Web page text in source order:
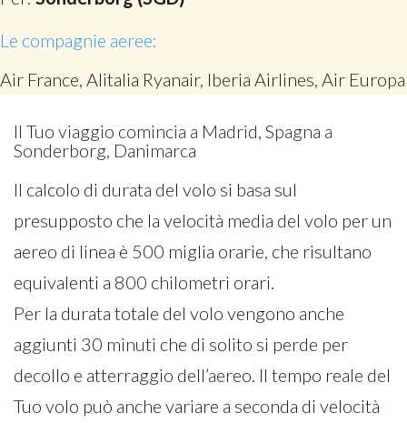
Le compagnie aeree:
Air France, Alitalia Ryanair, Iberia Airlines, Air Europa
Il Tuo viaggio comincia a Madrid, Spagna a
Sonderborg, Danimarca
Il calcolo di durata del volo si basa sul
presupposto che la velocità media del volo per un
aereo di linea è 500 miglia orarie, che risultano
equivalenti a 800 chilometri orari.
Per la durata totale del volo vengono anche
aggiunti 30 minuti che di solito si perde per
decollo e atterraggio dell’aereo. Il tempo reale del
Tuo volo può anche variare a seconda di velocità